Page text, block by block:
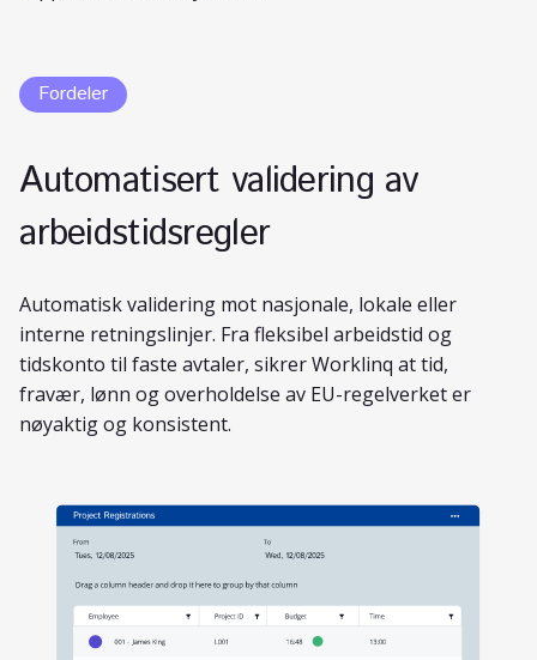
Fordeler
Automatisert validering av
arbeidstidsregler
Automatisk validering mot nasjonale, lokale eller
interne retningslinjer. Fra fleksibel arbeidstid og
tidskonto til faste avtaler, sikrer Worklinq at tid,
fravær, lønn og overholdelse av EU-regelverket er
nøyaktig og konsistent.